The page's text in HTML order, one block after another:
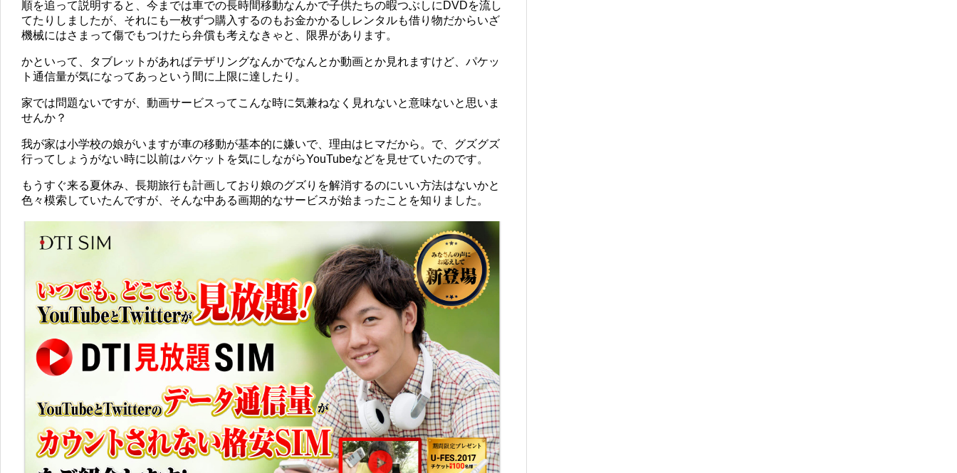
順を追って説明すると、今までは車での長時間移動なんかで子供たちの暇つぶしにDVDを流し
てたりしましたが、それにも一枚ずつ購入するのもお金かかるしレンタルも借り物だからいざ
機械にはさまって傷でもつけたら弁償も考えなきゃと、限界があります。
かといって、タブレットがあればテザリングなんかでなんとか動画とか見れますけど、パケッ
ト通信量が気になってあっという間に上限に達したり。
家では問題ないですが、動画サービスってこんな時に気兼ねなく見れないと意味ないと思いま
せんか？
我が家は小学校の娘がいますが車の移動が基本的に嫌いで、理由はヒマだから。で、グズグズ
行ってしょうがない時に以前はパケットを気にしながらYouTubeなどを見せていたのです。
もうすぐ来る夏休み、長期旅行も計画しており娘のグズりを解消するのにいい方法はないかと
色々模索していたんですが、そんな中ある画期的なサービスが始まったことを知りました。